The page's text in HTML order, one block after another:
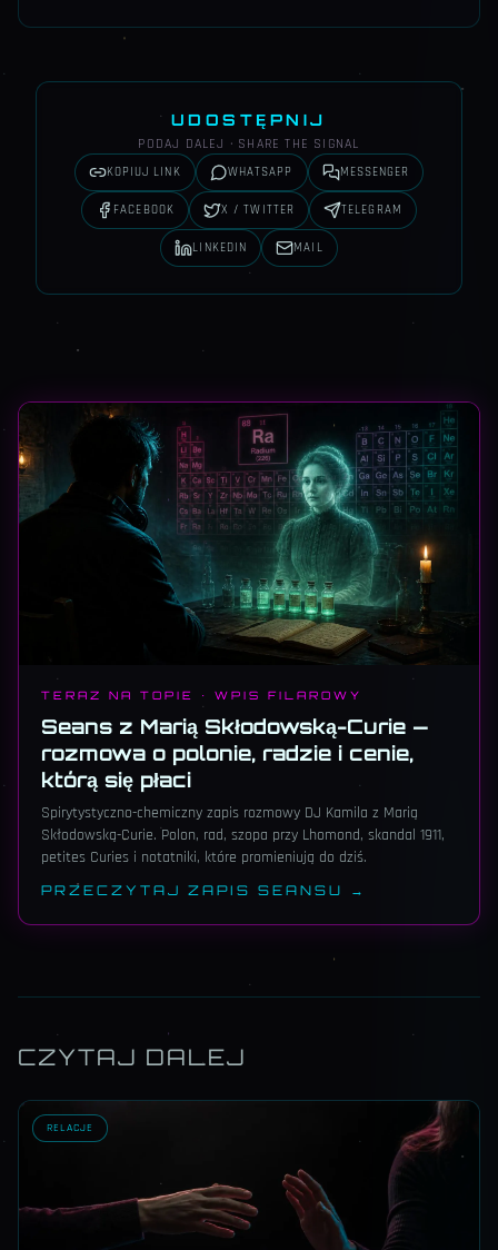
UDOSTĘPNIJ
PODAJ DALEJ · SHARE THE SIGNAL
KOPIUJ LINK WHATSAPP MESSENGER
FACEBOOK X / TWITTER TELEGRAM
LINKEDIN MAIL
TERAZ NA TOPIE · WPIS FILAROWY
Seans z Marią Skłodowską-Curie —
rozmowa o polonie, radzie i cenie,
którą się płaci
Spirytystyczno-chemiczny zapis rozmowy DJ Kamila z Marią
Skłodowską-Curie. Polon, rad, szopa przy Lhomond, skandal 1911,
petites Curies i notatniki, które promieniują do dziś.
PRZECZYTAJ ZAPIS SEANSU →
CZYTAJ DALEJ
RELACJE